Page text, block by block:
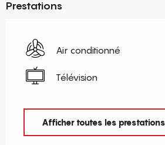
Prestations
Air conditionné
Télévision
Afficher toutes les prestations